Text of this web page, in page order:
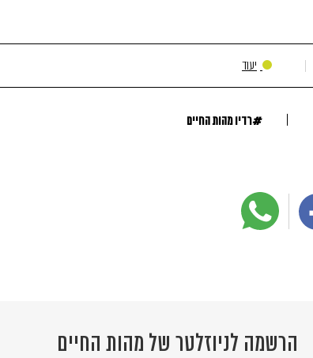
יעוד
#רדיו מהות החיים
הרשמה לניוזלטר של מהות החיים